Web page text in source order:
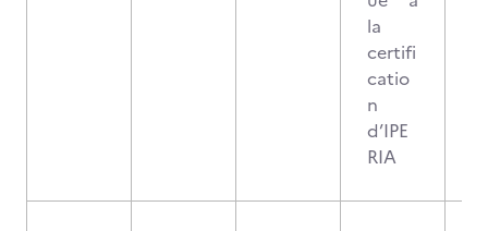
la
certifi
catio
n
d’IPE
RIA